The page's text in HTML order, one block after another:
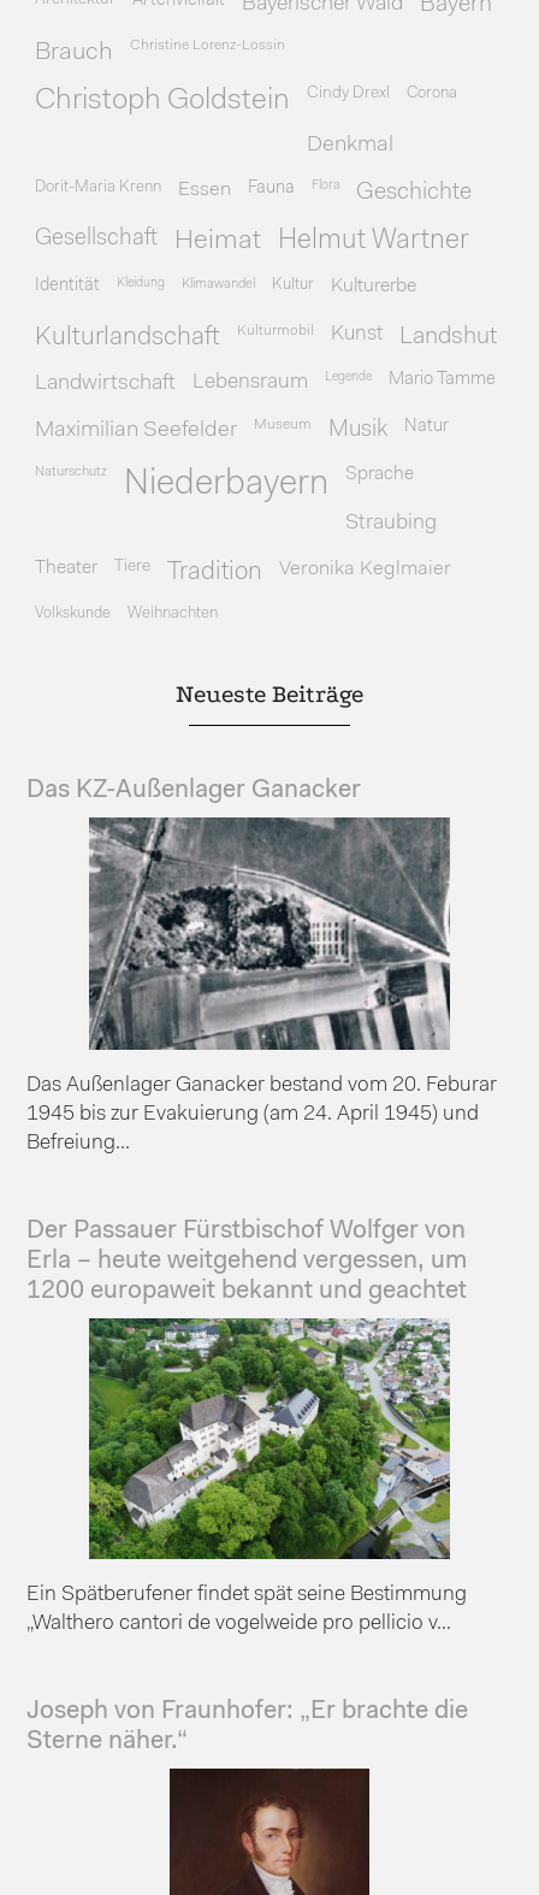
Brauch Christine Lorenz-Lossin
Christoph Goldstein Cindy Drexl Corona
Denkmal
Dorit-Maria Krenn Essen Fauna Flora Geschichte
Gesellschaft Heimat Helmut Wartner
Identität Kleidung Klimawandel Kultur Kulturerbe
Kulturlandschaft Kulturmobil Kunst Landshut
Landwirtschaft Lebensraum Legende Mario Tamme
Maximilian Seefelder Museum Musik Natur
Naturschutz Niederbayern Sprache
Straubing
Theater Tiere Tradition Veronika Keglmaier
Volkskunde Weihnachten
Neueste Beiträge
Das KZ-Außenlager Ganacker
Das Außenlager Ganacker bestand vom 20. Feburar
1945 bis zur Evakuierung (am 24. April 1945) und
Befreiung...
Der Passauer Fürstbischof Wolfger von
Erla – heute weitgehend vergessen, um
1200 europaweit bekannt und geachtet
Ein Spätberufener findet spät seine Bestimmung
„Walthero cantori de vogelweide pro pellicio v...
Joseph von Fraunhofer: „Er brachte die
Sterne näher.“